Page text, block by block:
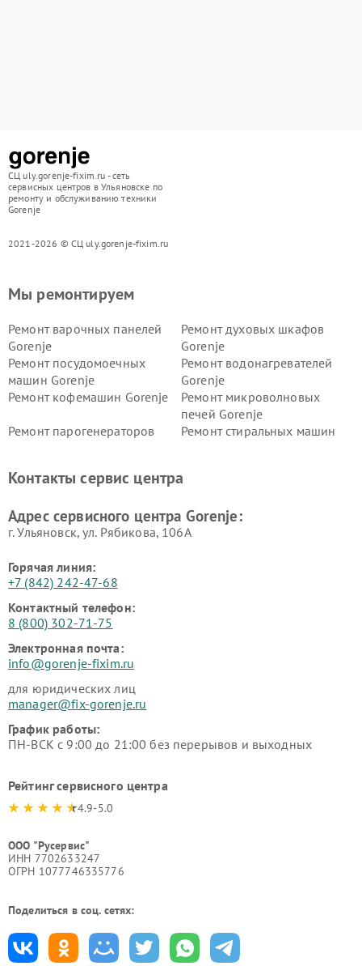
СЦ uly.gorenje-fixim.ru - сеть
сервисных центров в Ульяновске по
ремонту и обслуживанию техники
Gorenje
2021-2026 © СЦ uly.gorenje-fixim.ru
Мы ремонтируем
Ремонт варочных панелей
Gorenje
Ремонт духовых шкафов
Gorenje
Ремонт посудомоечных
машин Gorenje
Ремонт водонагревателей
Gorenje
Ремонт кофемашин Gorenje
Ремонт микроволновых
печей Gorenje
Ремонт парогенераторов
Ремонт стиральных машин
Контакты сервис центра
Адрес сервисного центра Gorenje:
г. Ульяновск, ул. Рябикова, 106А
Горячая линия:
+7 (842) 242-47-68
Контактный телефон:
8 (800) 302-71-75
Электронная почта:
info@gorenje-fixim.ru
для юридических лиц
manager@fix-gorenje.ru
График работы:
ПН-ВСК с 9:00 до 21:00 без перерывов и выходных
Рейтинг сервисного центра
4.9-5.0
ООО "Русервис"
ИНН 7702633247
ОГРН 1077746335776
Поделиться в соц. сетях: